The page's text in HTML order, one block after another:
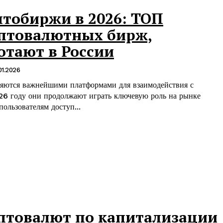
в 2026: ТОП
бирж,
в России
важнейшими платформами для взаимодействия с
году они продолжают играть ключевую роль на рынке
доступ...
по капитализации